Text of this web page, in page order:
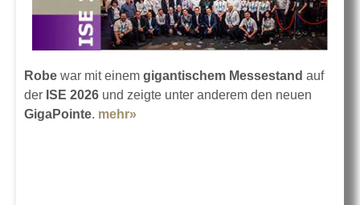
Robe war mit einem gigantischem Messestand auf
der ISE 2026 und zeigte unter anderem den neuen
GigaPointe. mehr»